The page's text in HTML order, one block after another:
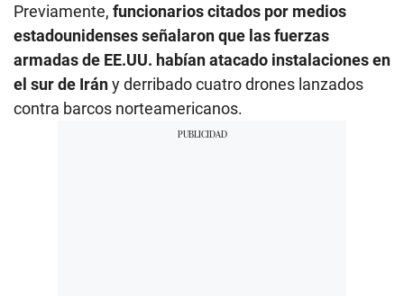
Previamente, funcionarios citados por medios
estadounidenses señalaron que las fuerzas
armadas de EE.UU. habían atacado instalaciones en
el sur de Irány derribado cuatro drones lanzados
contra barcos norteamericanos.